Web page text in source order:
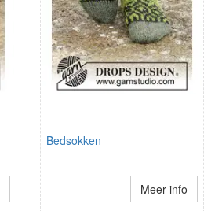
Bedsokken
Meer info